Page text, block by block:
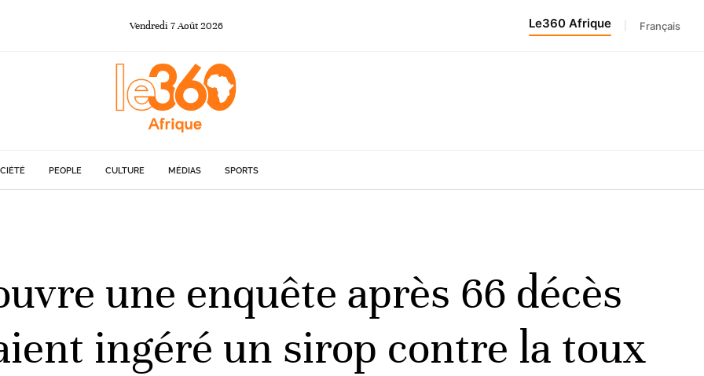
Vendredi 7Août 2026 Le360 Afrique Français
PEOPLE CULTURE MÉDIAS SPORTS
une enquête après 66 décès
ingéré un sirop contre la toux